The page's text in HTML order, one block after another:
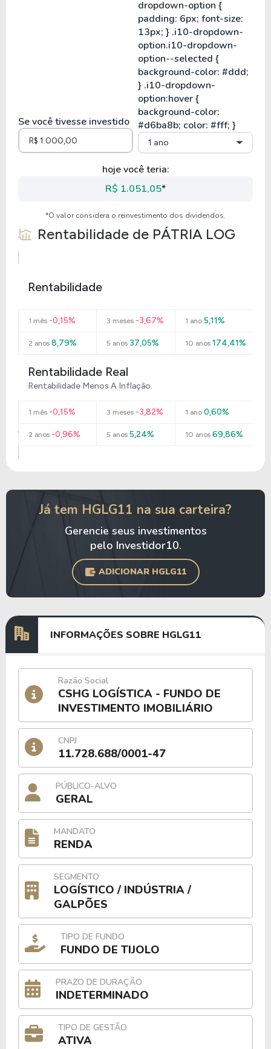
Se você tivesse investido
1 ano
hoje você teria:
R$ 1.051,05*
*O valor considera o reinvestimento dos dividendos.
Rentabilidade de PÁTRIA LOG
Rentabilidade
1 mês -0,15% 3 meses -3,67% 1 ano5,11%
2 anos 8,79% 5 anos 37,05% 10 anos174,41%
Rentabilidade Real
Rentabilidade Menos A Inflação.
1 mês -0,15% 3 meses -3,82% 1 ano0,60%
2 anos -0,96% 5 anos 5,24% 10 anos69,86%
Já tem HGLG11 na sua carteira?
Gerencie seus investimentos
pelo Investidor10.
ADICIONAR HGLG11
INFORMAÇÕES SOBRE HGLG11
Razão Social
CSHG LOGÍSTICA - FUNDO DE
INVESTIMENTO IMOBILIÁRIO
CNPJ
11.728.688/0001-47
PÚBLICO-ALVO
GERAL
MANDATO
RENDA
SEGMENTO
LOGÍSTICO / INDÚSTRIA /
GALPÕES
TIPO DE FUNDO
FUNDO DE TIJOLO
PRAZO DE DURAÇÃO
INDETERMINADO
TIPO DE GESTÃO
ATIVA